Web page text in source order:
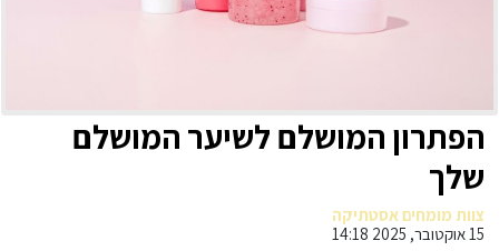
הפתרון המושלם לשיער המושלם
שלך
צוות מומחים אסטתיקה
15 אוקטובר, 2025 14:18